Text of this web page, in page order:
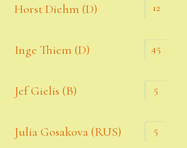
Horst Diehm (D) 12
Inge Thiem (D) 45
Jef Gielis (B) 5
Julia Gosakova (RUS) 5